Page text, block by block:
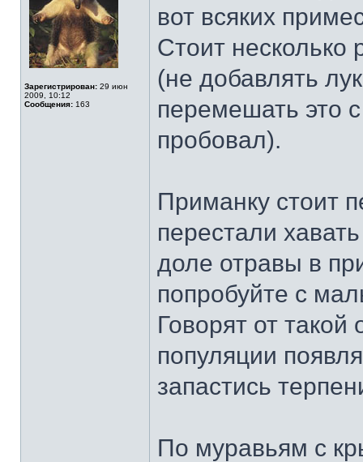
Зарегистрирован: 29 июн
2009, 10:12
Сообщения: 163
вот всяких
Стоит несколько
(не добавлять
перемешать это
пробовал).
Приманку стоит
перестали
доле отравы в
попробуйте с
Говорят от такой
популяции
запастись
По муравьям с